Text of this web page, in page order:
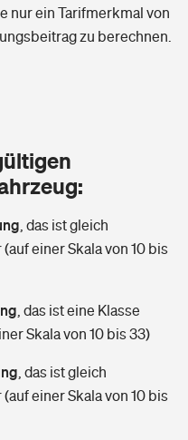
ich im Alter?
finden
nur ein Tarifmerkmal von
zu berechnen.
das ist gleich
einer Skala von 10 bis
das ist eine Klasse
Skala von 10 bis 33)
das ist gleich
einer Skala von 10 bis